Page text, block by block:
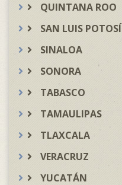
QUINTANA ROO
SAN LUIS POTOSÍ
SINALOA
SONORA
TABASCO
TAMAULIPAS
TLAXCALA
VERACRUZ
YUCATÁN